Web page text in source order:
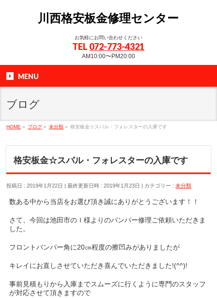
川西格安板金修理センター
お気軽にお問い合わせください
TEL 072-773-4321
AM10:00〜PM20:00
MENU
ブログ
HOME » ブログ » 未分類 » 格安板金☆スバル・フォレスターの入庫です
格安板金☆スバル・フォレスターの入庫です
投稿日 : 2019年1月22日 最終更新日時 : 2019年1月23日 カテゴリー :未分類
数ある中から当店をお選び頂き誠にありがとうございます！！
さて、今回は池田市のＩ様よりのバンパー修理ご依頼いただきま
した。
フロントバンパー角に20㎝程度の擦凹みがありましたが
キレイにお直しさせていただき喜んでいただきました!(^^)!
事前見積もりから入庫までスムーズに行くように専門のスタッフ
が対応させて頂きますので